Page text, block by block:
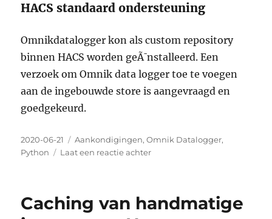
HACS standaard ondersteuning
Omnikdatalogger kon als custom repository
binnen HACS worden geÃ¯nstalleerd. Een
verzoek om Omnik data logger toe te voegen
aan de ingebouwde store is aangevraagd en
goedgekeurd.
Geplaatst
op
2020-06-21 Categorieën
Aankondigingen,Omnik Datalogger,
Python
Laat een reactie achterop
news
Caching van handmatige